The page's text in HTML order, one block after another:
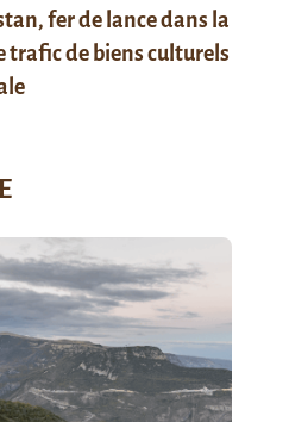
fer de lance dans la
trafic de biens culturels